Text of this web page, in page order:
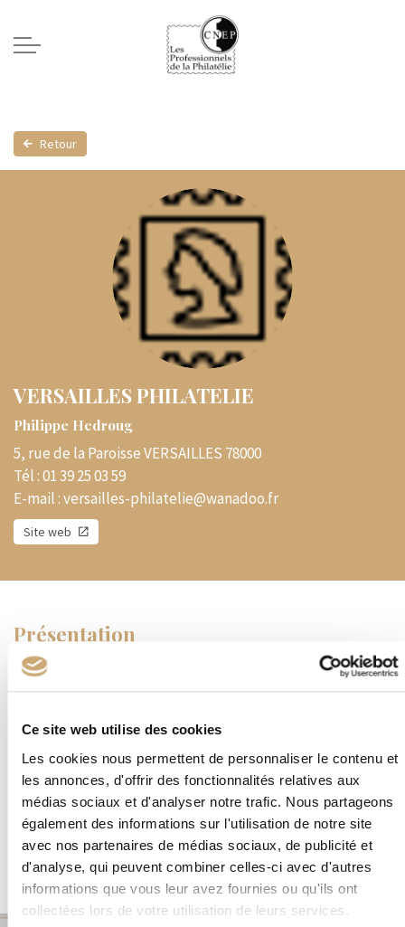
Ce site web utilise des cookies
Les cookies nous permettent de personnaliser le contenu et
les annonces, d'offrir des fonctionnalités relatives aux
médias sociaux et d'analyser notre trafic. Nous partageons
également des informations sur l'utilisation de notre site
avec nos partenaires de médias sociaux, de publicité et
d'analyse, qui peuvent combiner celles-ci avec d'autres
informations que vous leur avez fournies ou qu'ils ont
collectées lors de votre utilisation de leurs services.
Retour
VERSAILLES PHILATELIE
Philippe Hedroug
5, rue de la Paroisse VERSAILLES 78000
Tél :01 39 25 03 59
E-mail :versailles-philatelie@wanadoo.fr
Site web
Présentation
Spécialiste des Timbres de France, Andorre et Monaco en neufs et
oblitérés.
Classique et demi modernes.
Achat-vente-estimations.
Spécialités
Magasin – Timbres – Classiques et semi modernes neufs et
oblitérés Matériel philatélique